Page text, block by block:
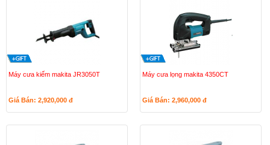
Máy cưa kiếm makita JR3050T
Giá Bán: 2,920,000 đ
Máy cưa lọng makita 4350CT
Giá Bán: 2,960,000 đ